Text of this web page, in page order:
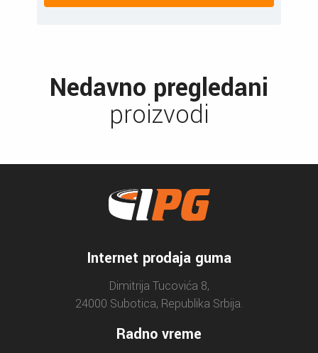
Nedavno pregledani
proizvodi
Internet prodaja guma
Dimitrija Tucovića 8,
24000 Subotica, Republika Srbija.
Radno vreme